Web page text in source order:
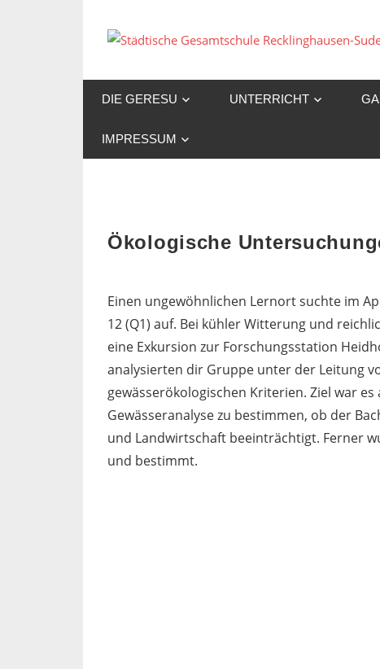
Inhalt
DIE GERESU UNTERRICHT
IMPRESSUM
Ökologische
Einen ungewöhnlichen Lernort suchte im
12 (Q1) auf. Bei kühler Witterung und
eine Exkursion zur Forschungsstation
analysierten dir Gruppe unter der Leitung
gewässerökologischen Kriterien. Ziel war
Gewässeranalyse zu bestimmen, ob der
und Landwirtschaft beeinträchtigt. Ferner
und bestimmt.